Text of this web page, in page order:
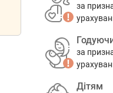
за
за
Дітям